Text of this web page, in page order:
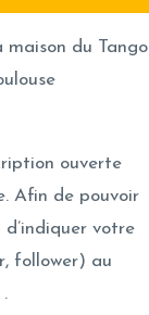
maison du Tango
ouverte
Afin de pouvoir
votre
follower) au